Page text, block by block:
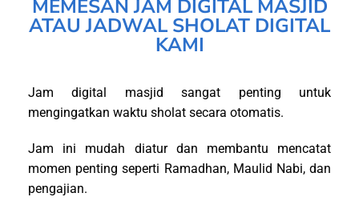
MEMESAN JAM DIGITAL MASJID
ATAU JADWAL SHOLAT DIGITAL
KAMI
Jam digital masjid sangat penting untuk
mengingatkan waktu sholat secara otomatis.
Jam ini mudah diatur dan membantu mencatat
momen penting seperti Ramadhan, Maulid Nabi, dan
pengajian.